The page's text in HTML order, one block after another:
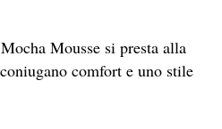
Mousse si presta alla
comfort e uno stile